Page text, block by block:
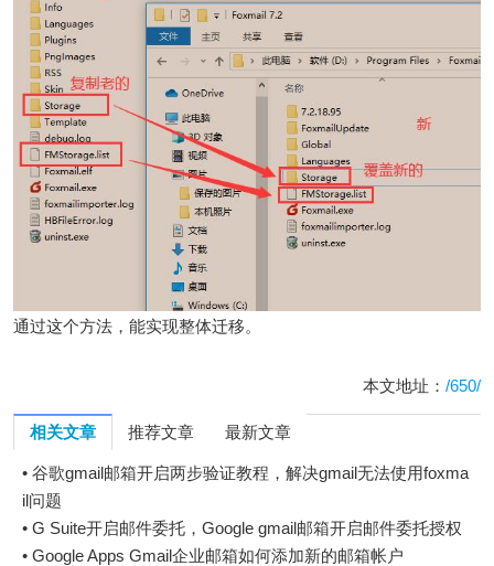
通过这个方法，能实现整体迁移。
本文地址： /650/
相关文章 推荐文章 最新文章
•谷歌gmail邮箱开启两步验证教程，解决gmail无法使用foxma
il问题
•G Suite开启邮件委托，Google gmail邮箱开启邮件委托授权
•Google Apps Gmail企业邮箱如何添加新的邮箱帐户